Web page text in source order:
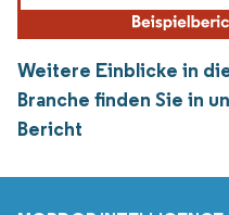
Weitere Einblicke in
Branche finden Sie in
Bericht